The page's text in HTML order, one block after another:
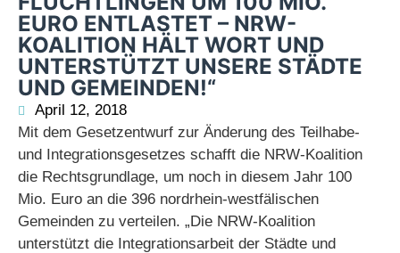
EURO ENTLASTET – NRW-
KOALITION HÄLT WORT UND
UNTERSTÜTZT UNSERE STÄDTE
UND GEMEINDEN!“
April 12, 2018
Mit dem Gesetzentwurf zur Änderung des Teilhabe-
und Integrationsgesetzes schafft die NRW-Koalition
die Rechtsgrundlage, um noch in diesem Jahr 100
Mio. Euro an die 396 nordrhein-westfälischen
Gemeinden zu verteilen. „Die NRW-Koalition
unterstützt die Integrationsarbeit der Städte und